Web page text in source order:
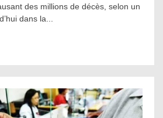
des millions de décès, selon un
dans la...